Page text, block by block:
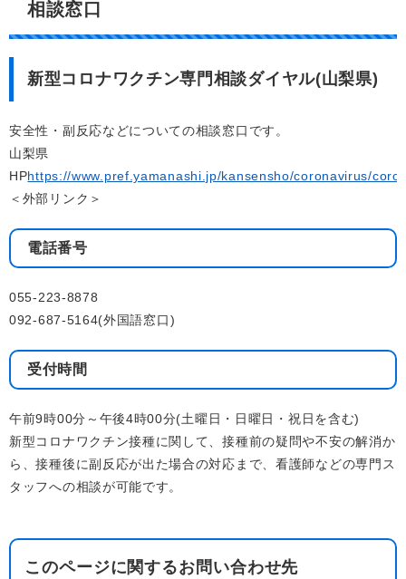
相談窓口
新型コロナワクチン専門相談ダイヤル(山梨県)
安全性・副反応などについての相談窓口です。
山梨県
HPhttps://www.pref.yamanashi.jp/kansensho/coronavirus/
＜外部リンク＞
電話番号
055-223-8878
092-687-5164(外国語窓口)
受付時間
午前9時00分～午後4時00分(土曜日・日曜日・祝日を含む)
新型コロナワクチン接種に関して、接種前の疑問や不安の解消か
ら、接種後に副反応が出た場合の対応まで、看護師などの専門ス
タッフへの相談が可能です。
このページに関するお問い合わせ先